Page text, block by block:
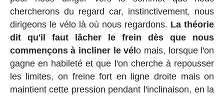
chercherons du regard car, instinctivement, nous
dirigeons le vélo là où nous regardons. La théorie
dit qu'il faut lâcher le frein dès que nous
commençons à incliner le vélo mais, lorsque l'on
gagne en habileté et que l'on cherche à repousser
les limites, on freine fort en ligne droite mais on
maintient cette pression pendant l'inclinaison, en la